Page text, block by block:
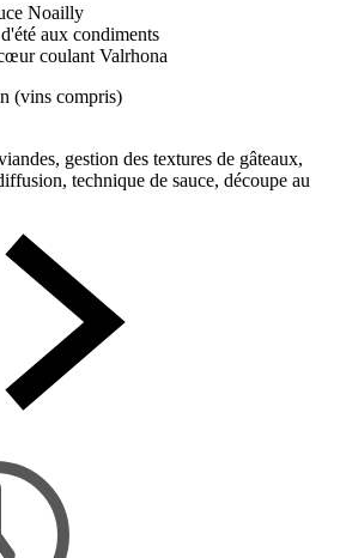
Noailly
aux condiments
coulant Valrhona
(vins compris)
gestion des textures de gâteaux,
technique de sauce, découpe au